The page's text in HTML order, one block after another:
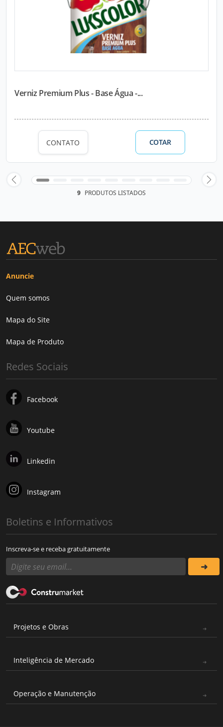
Verniz Premium Plus - Base Água -...
CONTATO COTAR
9 PRODUTOS LISTADOS
Anuncie
Quem somos
Mapa do Site
Mapa de Produto
Redes Sociais
Facebook
Youtube
Linkedin
Instagram
Boletins e Informativos
Inscreva-se e receba gratuitamente
Projetos e Obras
Inteligência de Mercado
Operação e Manutenção